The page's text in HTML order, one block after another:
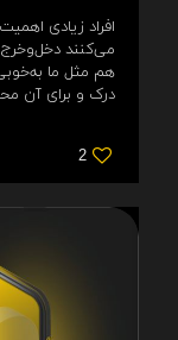
افراد زیادی
می‌کنند دخل‌وخرج
هم مثل ما به‌خوبی
درک و برای آن
2